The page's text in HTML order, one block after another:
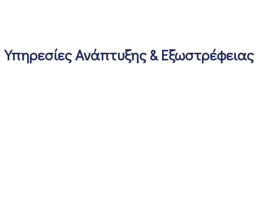
Υπηρεσίες Ανάπτυξης & Εξωστρέφειας